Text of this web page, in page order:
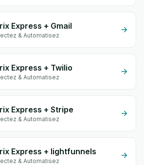
Express + Gmail
& Automatisez
Express + Twilio
& Automatisez
Express + Stripe
& Automatisez
Express + lightfunnels
& Automatisez